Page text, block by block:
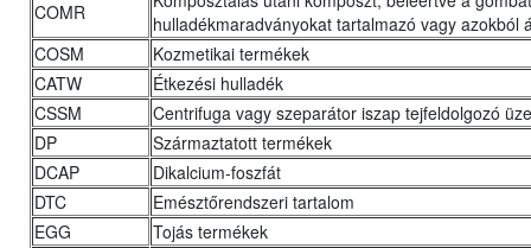
COMR
hulladékmaradványokat tartalmazó vagy azokból
COSM
Kozmetikai termékek
CATW
Étkezési hulladék
CSSM
Centrifuga vagy szeparátor iszap tejfeldolgozó
DP
Származtatott termékek
DCAP
Dikalcium-foszfát
DTC
Emésztőrendszeri tartalom
EGG
Tojás termékek